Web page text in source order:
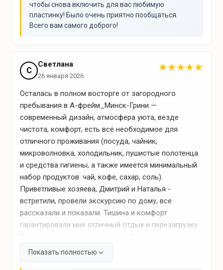
чтобы снова включить для вас любимую
пластинку! Было очень приятно пообщаться.
Всего вам самого доброго!
С
Светлана
26 января 2026
★★★★★
Осталась в полном восторге от загородного
пребывания в А-фрейм_Минск-Грини —
современный дизайн, атмосфера уюта, везде
чистота, комфорт, есть всё необходимое для
отличного проживания (посуда, чайник,
микроволновка, холодильник, пушистые полотенца
и средства гигиены, а также имеется минимальный
набор продуктов: чай, кофе, сахар, соль).
Приветливые хозяева, Дмитрий и Наталья -
встретили, провели экскурсию по дому, все
рассказали и показали. Тишина и комфорт
гарантировали мне отличный отдых и перезагрузку.
рекомендовать своим знакомым и друзьям))))
Показать полностью